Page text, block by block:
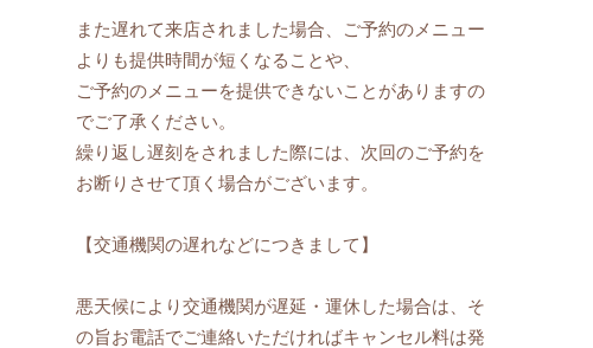
また遅れて来店されました場合、ご予約のメニュー
よりも提供時間が短くなることや、
ご予約のメニューを提供できないことがありますの
でご了承ください。
繰り返し遅刻をされました際には、次回のご予約を
お断りさせて頂く場合がございます。
【交通機関の遅れなどにつきまして】
悪天候により交通機関が遅延・運休した場合は、そ
の旨お電話でご連絡いただければキャンセル料は発